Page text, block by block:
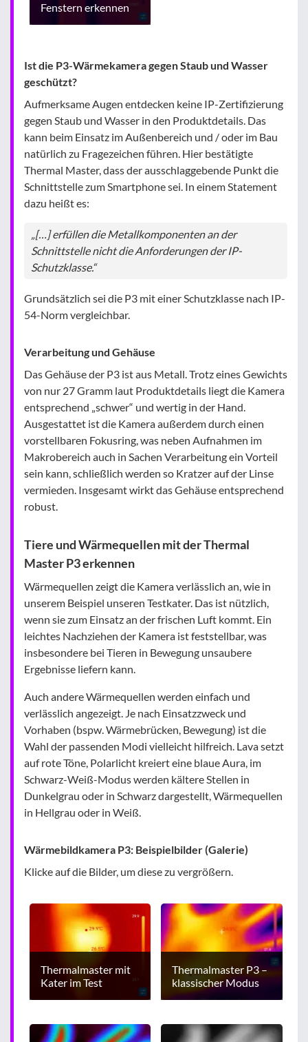
Fenstern erkennen
Ist die P3-Wärmekamera gegen Staub und Wasser
geschützt?
Aufmerksame Augen entdecken keine IP-Zertifizierung
gegen Staub und Wasser in den Produktdetails. Das
kann beim Einsatz im Außenbereich und / oder im Bau
natürlich zu Fragezeichen führen. Hier bestätigte
Thermal Master, dass der ausschlaggebende Punkt die
Schnittstelle zum Smartphone sei. In einem Statement
dazu heißt es:
„[…] erfüllen die Metallkomponenten an der
Schnittstelle nicht die Anforderungen der IP-
Schutzklasse.“
Grundsätzlich sei die P3 mit einer Schutzklasse nach IP-
54-Norm vergleichbar.
Verarbeitung und Gehäuse
Das Gehäuse der P3 ist aus Metall. Trotz eines Gewichts
von nur 27 Gramm laut Produktdetails liegt die Kamera
entsprechend „schwer“ und wertig in der Hand.
Ausgestattet ist die Kamera außerdem durch einen
vorstellbaren Fokusring, was neben Aufnahmen im
Makrobereich auch in Sachen Verarbeitung ein Vorteil
sein kann, schließlich werden so Kratzer auf der Linse
vermieden. Insgesamt wirkt das Gehäuse entsprechend
robust.
Tiere und Wärmequellen mit der Thermal
Master P3 erkennen
Wärmequellen zeigt die Kamera verlässlich an, wie in
unserem Beispiel unseren Testkater. Das ist nützlich,
wenn sie zum Einsatz an der frischen Luft kommt. Ein
leichtes Nachziehen der Kamera ist feststellbar, was
insbesondere bei Tieren in Bewegung unsaubere
Ergebnisse liefern kann.
Auch andere Wärmequellen werden einfach und
verlässlich angezeigt. Je nach Einsatzzweck und
Vorhaben (bspw. Wärmebrücken, Bewegung) ist die
Wahl der passenden Modi vielleicht hilfreich. Lava setzt
auf rote Töne, Polarlicht kreiert eine blaue Aura, im
Schwarz-Weiß-Modus werden kältere Stellen in
Dunkelgrau oder in Schwarz dargestellt, Wärmequellen
in Hellgrau oder in Weiß.
Wärmebildkamera P3: Beispielbilder (Galerie)
Klicke auf die Bilder, um diese zu vergrößern.
Thermalmaster mit
Kater im Test
Thermalmaster P3 –
klassischer Modus